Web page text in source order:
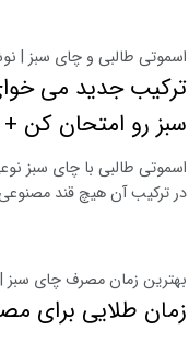
اسموتی طالبی و چای سبز |
ترکیب جدید می
سبز رو امتحان کن +
اسموتی طالبی با چای سبز
در ترکیب آن هیچ قند
بهترین زمان مصرف چای
زمان طلایی برای